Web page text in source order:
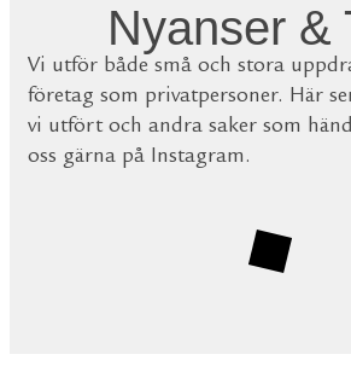
Nyanser &
Vi utför både små och stora
företag som privatpersoner. Här
vi utfört och andra saker som
oss gärna på Instagram.